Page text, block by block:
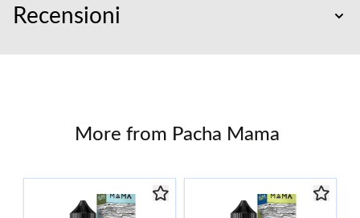
Recensioni
More from Pacha Mama